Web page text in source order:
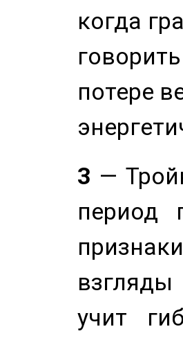
когда
потере
3 —
период
учит